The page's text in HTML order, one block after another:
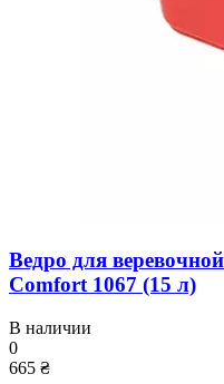
Ведро для
Comfort 1067 (15 л)
В наличии
0
665 ₴